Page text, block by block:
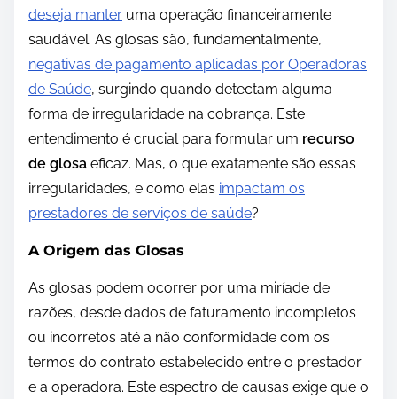
deseja manter uma operação financeiramente
saudável. As glosas são, fundamentalmente,
negativas de pagamento aplicadas por Operadoras
de Saúde, surgindo quando detectam alguma
forma de irregularidade na cobrança. Este
entendimento é crucial para formular um recurso
de glosa eficaz. Mas, o que exatamente são essas
irregularidades, e como elas impactam os
prestadores de serviços de saúde?
A Origem das Glosas
As glosas podem ocorrer por uma miríade de
razões, desde dados de faturamento incompletos
ou incorretos até a não conformidade com os
termos do contrato estabelecido entre o prestador
e a operadora. Este espectro de causas exige que o